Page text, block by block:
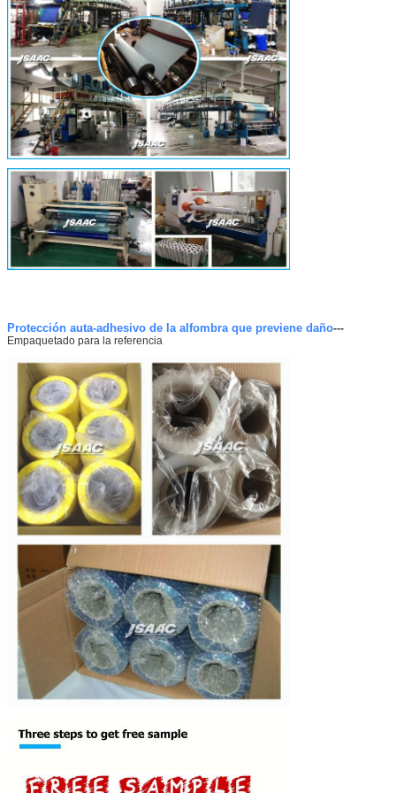
Protección auta-adhesivo de la alfombra que previene daño---
Empaquetado para la referencia